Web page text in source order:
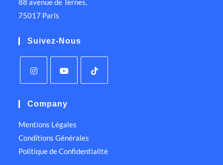
88 avenue de Ternes,
75017 Paris
Suivez-Nous
Company
Mentions Légales
Conditions Générales
Politique de Confidentialité